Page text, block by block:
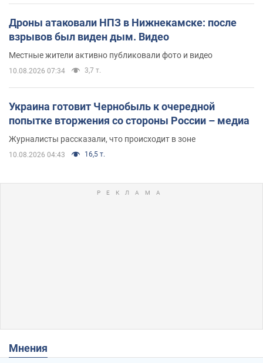
Дроны атаковали НПЗ в Нижнекамске: после
взрывов был виден дым. Видео
Местные жители активно публиковали фото и видео
10.08.2026 07:34 3,7 т.
Украина готовит Чернобыль к очередной
попытке вторжения со стороны России – медиа
Журналисты рассказали, что происходит в зоне
10.08.2026 04:43 16,5 т.
Мнения